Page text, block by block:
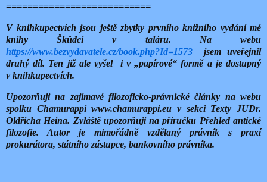
===========================
V knihkupectvích jsou ještě zbytky prvního knižního vydání mé
knihy Škůdci v taláru. Na webu
https://www.bezvydavatele.cz/book.php?Id=1573
jsem uveřejnil
druhý díl. Ten již ale vyšel
i v „papírové“ formě a je dostupný
v knihkupectvích.
Upozorňuji na zajímavé filozoficko-právnické články na webu
spolku Chamurappi www.chamurappi.eu v sekci Texty JUDr.
Oldřicha Heina. Zvláště upozorňuji na příručku Přehled antické
filozofie. Autor je mimořádně vzdělaný právník s praxí
prokurátora, státního zástupce, bankovního právníka.